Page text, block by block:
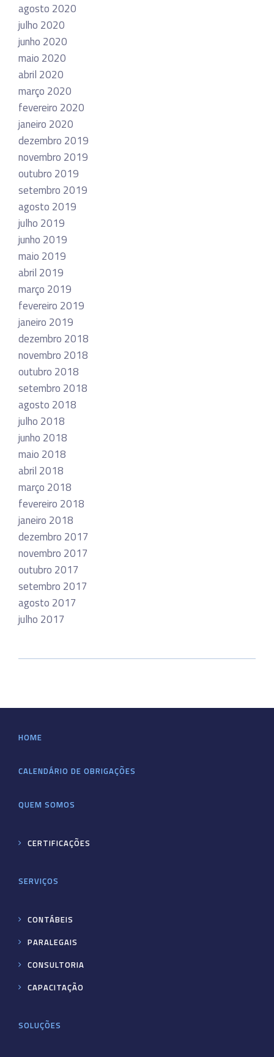
agosto 2020
julho 2020
junho 2020
maio 2020
abril 2020
março 2020
fevereiro 2020
janeiro 2020
dezembro 2019
novembro 2019
outubro 2019
setembro 2019
agosto 2019
julho 2019
junho 2019
maio 2019
abril 2019
março 2019
fevereiro 2019
janeiro 2019
dezembro 2018
novembro 2018
outubro 2018
setembro 2018
agosto 2018
julho 2018
junho 2018
maio 2018
abril 2018
março 2018
fevereiro 2018
janeiro 2018
dezembro 2017
novembro 2017
outubro 2017
setembro 2017
agosto 2017
julho 2017
HOME
CALENDÁRIO DE OBRIGAÇÕES
QUEM SOMOS
CERTIFICAÇÕES
SERVIÇOS
CONTÁBEIS
PARALEGAIS
CONSULTORIA
CAPACITAÇÃO
SOLUÇÕES